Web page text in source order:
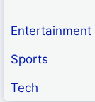
Entertainment
Sports
Tech